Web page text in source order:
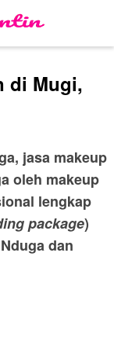
di Mugi,
jasa makeup
oleh makeup
lengkap
package)
dan